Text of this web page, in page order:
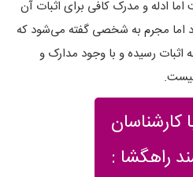
ادله و مدرک کافی برای اثبات آن
اما مجرم به شخصی گفته می‌شود که
رسیده و با وجود مدارک و
کارشناسان
راهگشا :